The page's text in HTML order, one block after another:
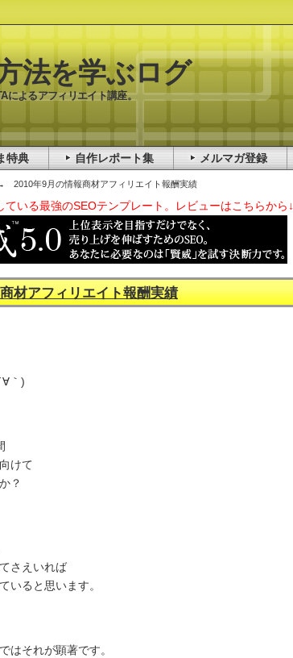
年9月の情報商材アフィリエイト報酬実績
ている最強のSEOテンプレート。レビューはこちらから↓
材アフィリエイト報酬実績
｀)
けて
？
さえいれば
いると思います。
はそれが顕著です。
法を学ぶログ
によるアフィリエイト講座。
特典 自作レポート集 メルマガ登録